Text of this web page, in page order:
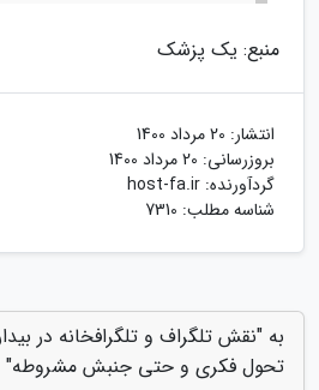
منبع: یک پزشک
انتشار: 20 مرداد 1400
بروزرسانی: 20 مرداد 1400
گردآورنده: host-fa.ir
شناسه مطلب: 7310
به "نقش تلگراف و تلگرافخانه در
تحول فکری و حتی جنبش مشروطه"